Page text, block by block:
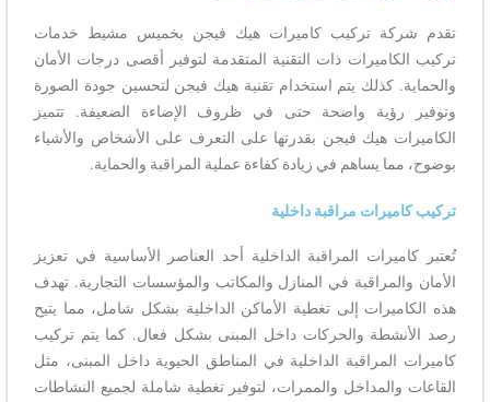
تقدم شركة تركيب كاميرات هيك فيجن بخميس مشيط خدمات
تركيب الكاميرات ذات التقنية المتقدمة لتوفير أقصى درجات الأمان
والحماية. كذلك يتم استخدام تقنية هيك فيجن لتحسين جودة الصورة
وتوفير رؤية واضحة حتى في ظروف الإضاءة الضعيفة. تتميز
الكاميرات هيك فيجن بقدرتها على التعرف على الأشخاص والأشياء
بوضوح، مما يساهم في زيادة كفاءة عملية المراقبة والحماية.
تركيب كاميرات مراقبة داخلية
تُعتبر كاميرات المراقبة الداخلية أحد العناصر الأساسية في تعزيز
الأمان والمراقبة في المنازل والمكاتب والمؤسسات التجارية. تهدف
هذه الكاميرات إلى تغطية الأماكن الداخلية بشكل شامل، مما يتيح
رصد الأنشطة والحركات داخل المبنى بشكل فعال. كما يتم تركيب
كاميرات المراقبة الداخلية في المناطق الحيوية داخل المبنى، مثل
القاعات والمداخل والممرات، لتوفير تغطية شاملة لجميع النشاطات